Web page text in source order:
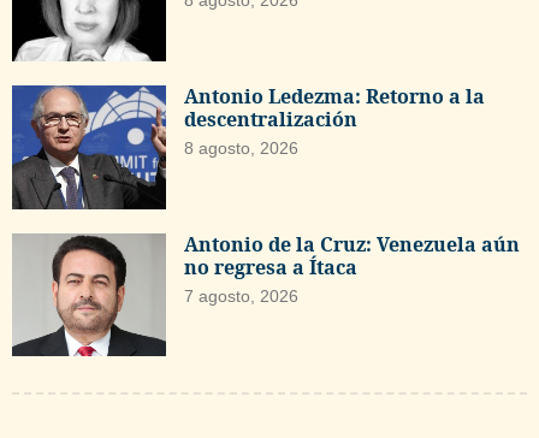
Antonio Ledezma: Retorno a la
descentralización
8 agosto, 2026
Antonio de la Cruz: Venezuela aún
no regresa a Ítaca
7 agosto, 2026